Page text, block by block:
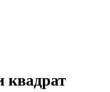
квадрат